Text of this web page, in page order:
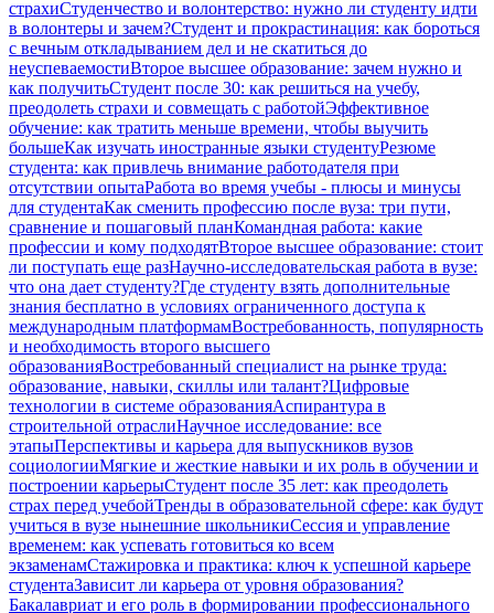
страхиСтуденчество и волонтерство: нужно ли cтуденту идти
в волонтеры и зачем?Студент и прокрастинация: как бороться
с вечным откладыванием дел и не скатиться до
неуспеваемостиВторое высшее образование: зачем нужно и
как получитьСтудент после 30: как решиться на учебу,
преодолеть страхи и совмещать с работойЭффективное
обучение: как тратить меньше времени, чтобы выучить
большеКак изучать иностранные языки студентуРезюме
студента: как привлечь внимание работодателя при
отсутствии опытаРабота во время учебы - плюсы и минусы
для студентаКак сменить профессию после вуза: три пути,
сравнение и пошаговый планКомандная работа: какие
профессии и кому подходятВторое высшее образование: стоит
ли поступать еще разНаучно-исследовательская работа в вузе:
что она дает студенту?Где студенту взять дополнительные
знания бесплатно в условиях ограниченного доступа к
международным платформамВостребованность, популярность
и необходимость второго высшего
образованияВостребованный специалист на рынке труда:
образование, навыки, скиллы или талант?Цифровые
технологии в системе образованияАспирантура в
строительной отраслиНаучное исследование: все
этапыПерспективы и карьера для выпускников вузов
социологииМягкие и жесткие навыки и их роль в обучении и
построении карьерыСтудент после 35 лет: как преодолеть
страх перед учебойТренды в образовательной сфере: как будут
учиться в вузе нынешние школьникиСессия и управление
временем: как успевать готовиться ко всем
экзаменамСтажировка и практика: ключ к успешной карьере
студентаЗависит ли карьера от уровня образования?
Бакалавриат и его роль в формировании профессионального